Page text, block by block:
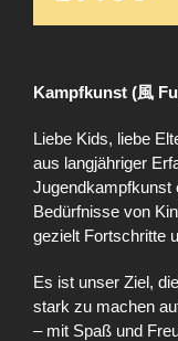
Kampfkunst (風
Liebe Kids, liebe
aus langjähriger
Jugendkampfkunst
Bedürfnisse von
gezielt Fortschritte
Es ist unser Ziel,
stark zu machen
– mit Spaß und